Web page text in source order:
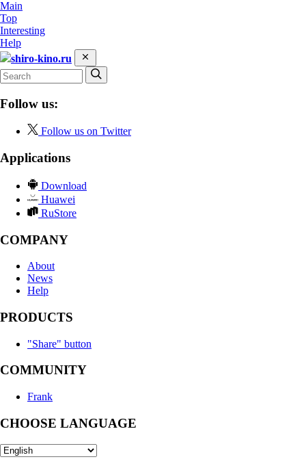
Main
Top
Interesting
Help
shiro-kino.ru
Follow us:
Follow us on Twitter
Applications
Download
Huawei
RuStore
COMPANY
About
News
Help
PRODUCTS
"Share" button
COMMUNITY
Frank
CHOOSE LANGUAGE